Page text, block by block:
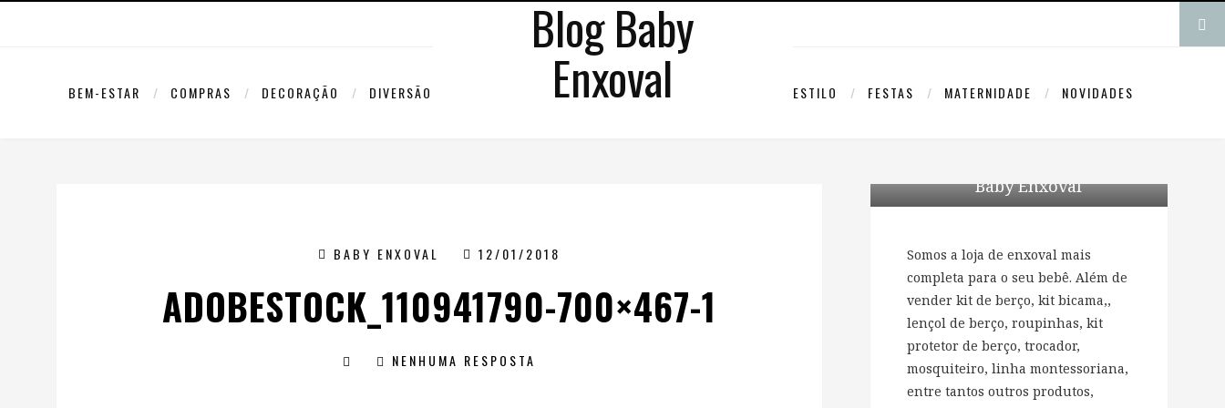
Blog Baby
Enxoval
BEM-ESTAR COMPRAS DECORAÇÃO DIVERSÃO ESTILO FESTAS MATERNIDADE NOVIDADES
BABY ENXOVAL 12/01/2018
ADOBESTOCK_110941790-700×467-1
NENHUMA RESPOSTA
Baby Enxoval
Somos a loja de enxoval mais
completa para o seu bebê. Além de
vender kit de berço, kit bicama,,
lençol de berço, roupinhas, kit
protetor de berço, trocador,
mosquiteiro, linha montessoriana,
entre tantos outros produtos,